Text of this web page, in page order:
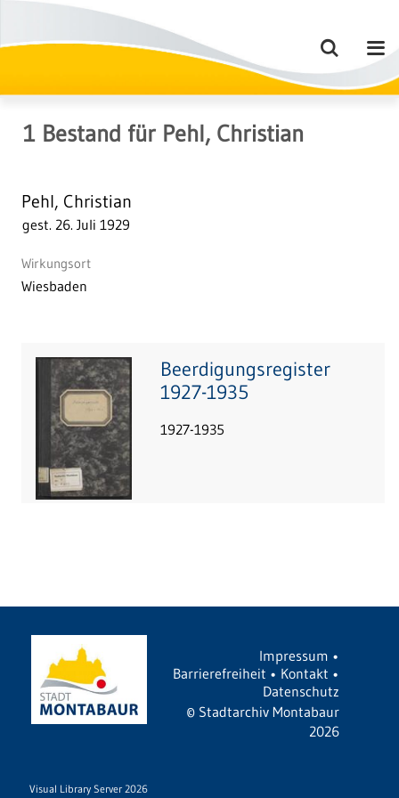
1 Bestand für Pehl, Christian
Pehl, Christian
gest. 26. Juli 1929
Wirkungsort
Wiesbaden
Beerdigungsregister
1927-1935
1927-1935
Impressum •
Barrierefreiheit • Kontakt •
Datenschutz
© Stadtarchiv Montabaur
2026
Visual Library Server 2026